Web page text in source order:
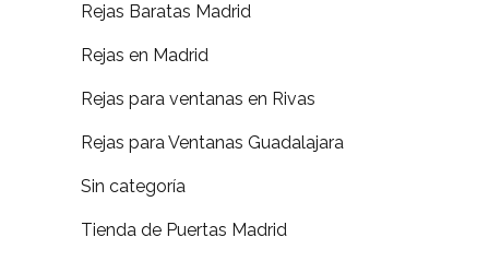
Rejas Baratas Madrid
Rejas en Madrid
Rejas para ventanas en Rivas
Rejas para Ventanas Guadalajara
Sin categoría
Tienda de Puertas Madrid